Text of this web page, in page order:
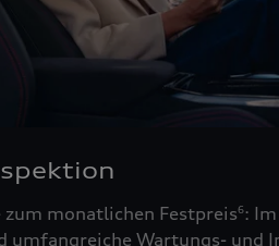
zum monatlichen Festpreis6:
umfangreiche Wartungs- und